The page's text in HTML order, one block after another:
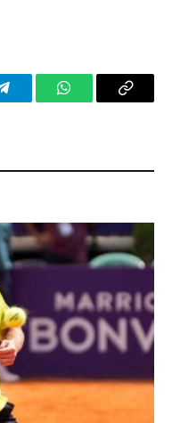
TelegramWhatsAppCopy